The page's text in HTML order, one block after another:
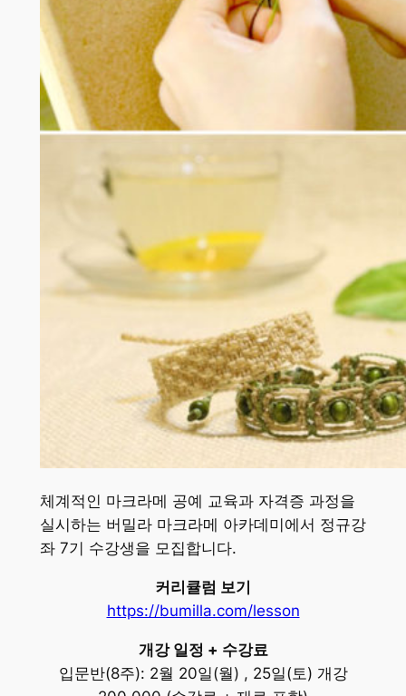
체계적인 마크라메 공예 교육과 자격증 과정을
실시하는 버밀라 마크라메 아카데미에서 정규강
좌 7기 수강생을 모집합니다.
커리큘럼 보기
https://bumilla.com/lesson
개강 일정 + 수강료
입문반(8주): 2월 20일(월) , 25일(토) 개강